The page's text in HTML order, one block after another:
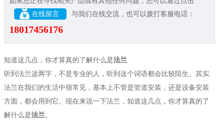
在线留言
与我们在线交流，也可以拨打客服电话：
18017456176
知道这几点，你才算真的了解什么是法兰
听到法兰这两字，不是专业的人，听到这个词语都会比较陌生。其实
法兰在我们的生活中很常见，基本上不管是管道安装，还是设备安装
方面，都会用到它。现在来说一下法兰，知道这几点，你才算真的了
解什么是法兰。